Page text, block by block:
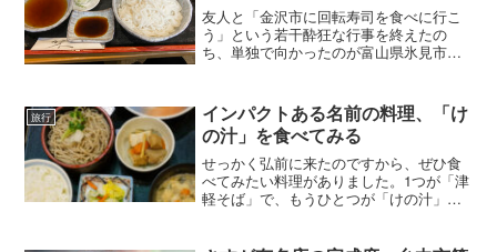
旅：25）
友人と「金沢市に回転寿司を食べに行こ
う」という若干酔狂な行事を終えたの
ち、単独で向かったのが富山県氷見市。
へ。微妙な天候が冬の日本海の街に来た
感を盛り上げます。などといい...
旅行
インパクトある名前の料理、「け
の汁」を食べてみる
せっかく弘前に来たのですから、ぜひ食
べてみたい料理がありました。1つが「津
軽そば」で、もうひとつが「けの汁」。